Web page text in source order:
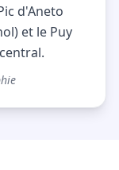
d'Aneto
et le Puy